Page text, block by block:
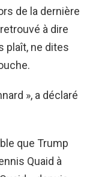
de la dernière
à dire
plaît, ne dites
», a déclaré
que Trump
Quaid à